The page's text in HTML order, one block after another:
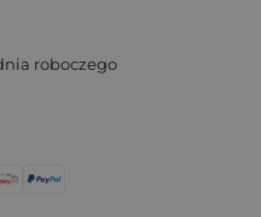
roboczego